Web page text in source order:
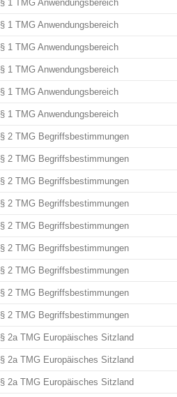
§ 1 TMG Anwendungsbereich
§ 1 TMG Anwendungsbereich
§ 1 TMG Anwendungsbereich
§ 1 TMG Anwendungsbereich
§ 1 TMG Anwendungsbereich
§ 1 TMG Anwendungsbereich
§ 2 TMG Begriffsbestimmungen
§ 2 TMG Begriffsbestimmungen
§ 2 TMG Begriffsbestimmungen
§ 2 TMG Begriffsbestimmungen
§ 2 TMG Begriffsbestimmungen
§ 2 TMG Begriffsbestimmungen
§ 2 TMG Begriffsbestimmungen
§ 2 TMG Begriffsbestimmungen
§ 2 TMG Begriffsbestimmungen
§ 2a TMG Europäisches Sitzland
§ 2a TMG Europäisches Sitzland
§ 2a TMG Europäisches Sitzland